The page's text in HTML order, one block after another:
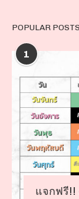
POPULAR POSTS
1
แจกฟรี!!